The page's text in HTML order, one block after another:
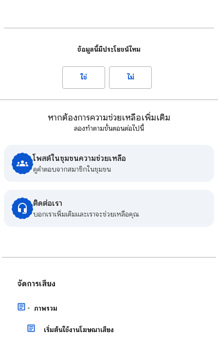
ข้อมูลนี้มีประโยชน์ไหม
ใช่ ไม่
หากต้องการความช่วยเหลือเพิ่มเติม
ลองทำตามขั้นตอนต่อไปนี้
โพสต์ในชุมชนความช่วยเหลือ
ดูคําตอบจากสมาชิกในชุมชน
ติดต่อเรา
บอกเราเพิ่มเติมและเราจะช่วยเหลือคุณ
จัดการเสียง
ภาพรวม
เริ่มต้นใช้งานโฆษณาเสียง